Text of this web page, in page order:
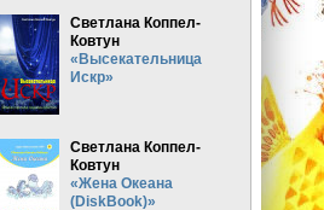
Светлана Коппел-
Ковтун
«Высекательница
Искр»
Светлана Коппел-
Ковтун
«Жена Океана
(DiskBook)»